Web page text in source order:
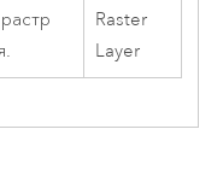
Raster
Layer